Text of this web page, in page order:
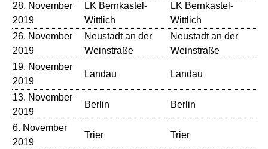
28. November
2019
LK Bernkastel-
Wittlich
LK Bernkastel-
Wittlich
26. November
2019
Neustadt an der
Weinstraße
Neustadt an der
Weinstraße
19. November
2019
Landau Landau
13. November
2019
Berlin Berlin
6. November
2019
Trier Trier